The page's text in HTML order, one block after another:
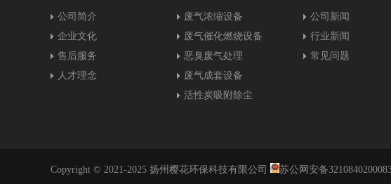
公司简介
企业文化
售后服务
人才理念
废气浓缩设备
废气催化燃烧设备
恶臭废气处理
废气成套设备
活性炭吸附除尘
公司新闻
行业新闻
常见问题
Copyright © 2021-2025 扬州樱花环保科技有限公司 苏公网安备